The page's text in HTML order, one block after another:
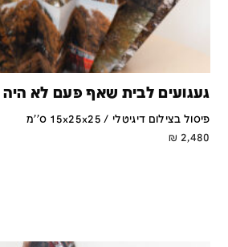
געגועים לבית שאף פעם לא היה
פיסול בצילום דיגיטלי / 15x25x25 ס''מ
2,480
₪